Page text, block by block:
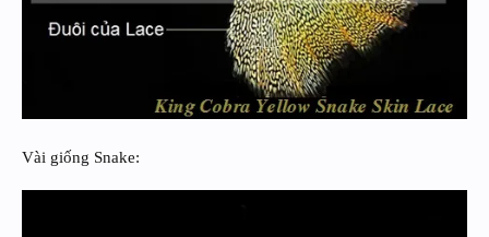
Vài giống Snake: